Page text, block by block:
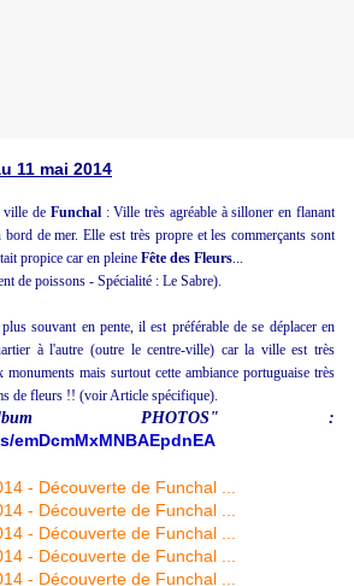
11 mai 2014
ville de Funchal : Ville très agréable à silloner en flanant
de mer. Elle est très propre et les commerçants sont
propice car en pleine Fête des Fleurs...
de poissons - Spécialité : Le Sabre).
souvant en pente, il est préférable de se déplacer en
à l'autre (outre le centre-ville) car la ville est très
monuments mais surtout cette ambiance portuguaise très
de fleurs !! (voir Article spécifique).
PHOTOS" :